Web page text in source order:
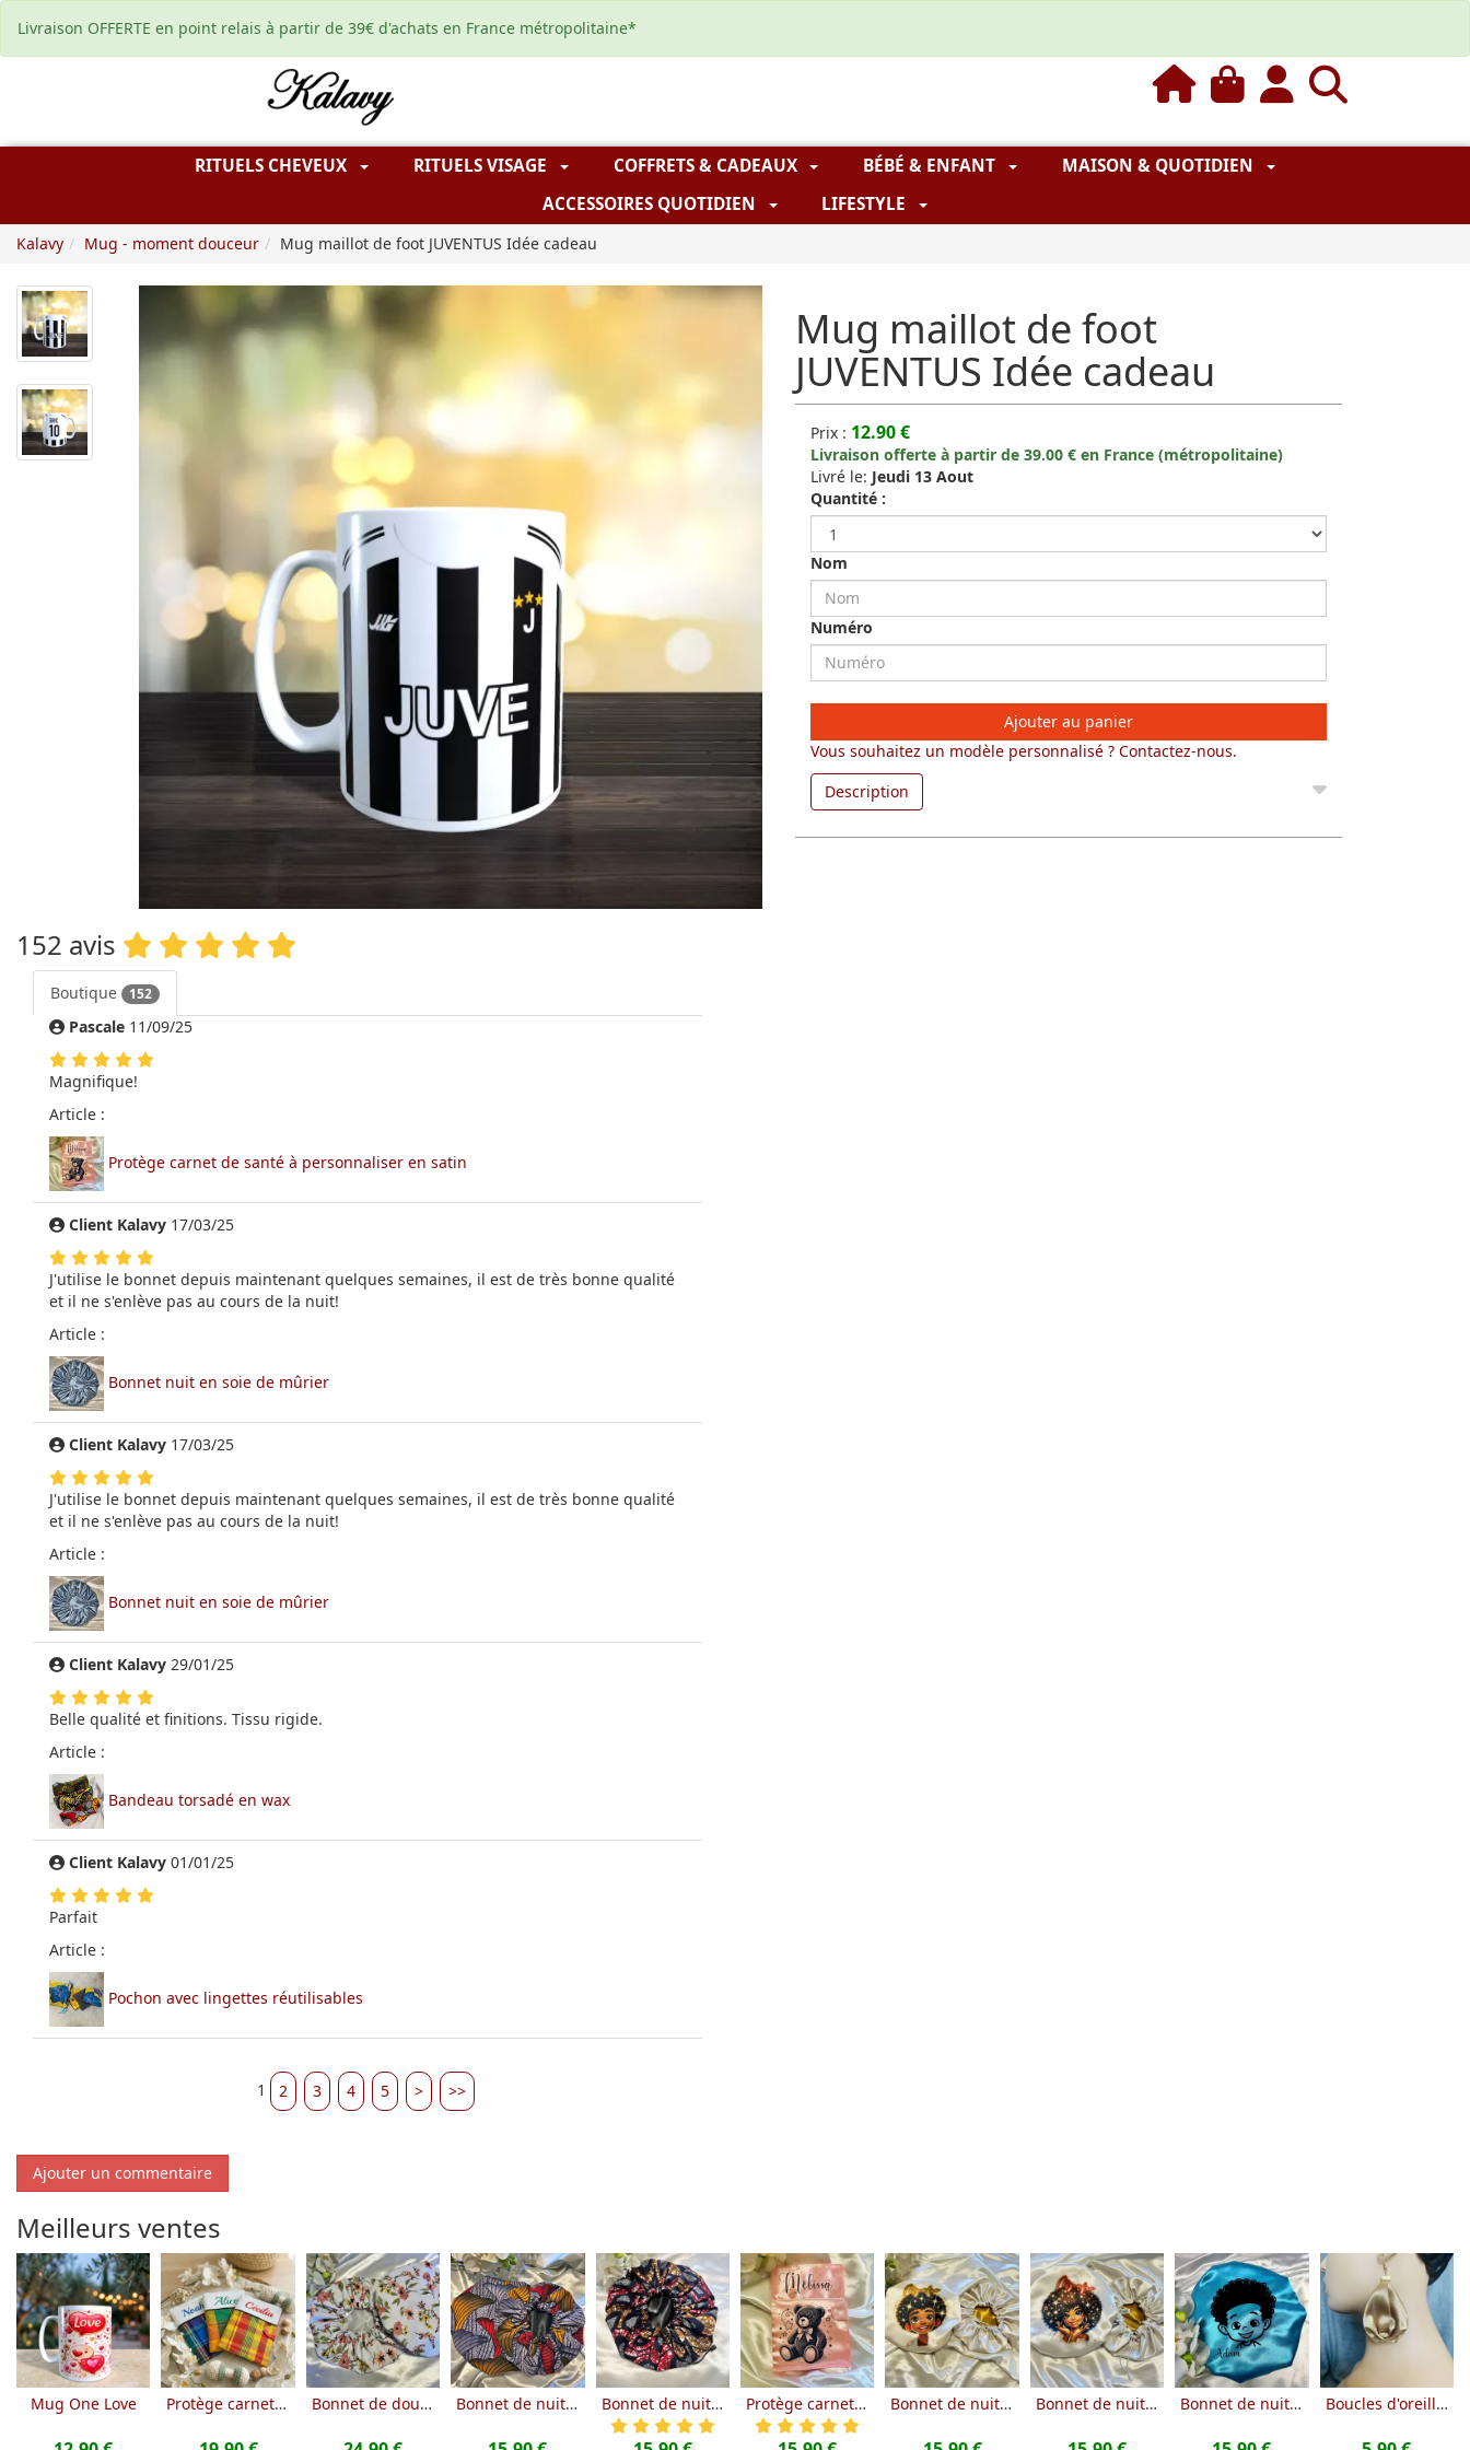
Livraison OFFERTE en point relais à partir de 39€ d'achats en France métropolitaine*
RITUELS CHEVEUX RITUELS VISAGE COFFRETS & CADEAUX BÉBÉ & ENFANT
MAISON & QUOTIDIEN
ACCESSOIRES QUOTIDIEN
LIFESTYLE
Kalavy Mug - moment douceur Mug maillot de foot JUVENTUS Idée cadeau
Mug maillot de foot
JUVENTUS Idée cadeau
Prix : 12.90 €
Livraison offerte à partir de 39.00 € en France (métropolitaine)
Livré le: Jeudi 13 Aout
Quantité :
Nom
Numéro
Ajouter au panier
Vous souhaitez un modèle personnalisé ? Contactez-nous.
Description
152 avis
Boutique 152
Pascale 11/09/25
Magnifique!
Article :
Protège carnet de santé à personnaliser en satin
Client Kalavy 17/03/25
J'utilise le bonnet depuis maintenant quelques semaines, il est de très bonne qualité
et il ne s'enlève pas au cours de la nuit!
Article :
Bonnet nuit en soie de mûrier
Client Kalavy 17/03/25
J'utilise le bonnet depuis maintenant quelques semaines, il est de très bonne qualité
et il ne s'enlève pas au cours de la nuit!
Article :
Bonnet nuit en soie de mûrier
Client Kalavy 29/01/25
Belle qualité et finitions. Tissu rigide.
Article :
Bandeau torsadé en wax
Client Kalavy 01/01/25
Parfait
Article :
Pochon avec lingettes réutilisables
1 2 3 4 5 > >>
Ajouter un commentaire
Meilleurs ventes
Mug One Love Protège carnet de santé à personnaliser wax Bonnet de douche imperméable à motifs Bonnet de nuit en satin et wax Bonnet de nuit en satin et wax Protège carnet de santé à personnaliser en satin Bonnet de nuit en satin enfant Bonnet de nuit en satin enfant Bonnet de nuit en satin enfant petit garçon à personnaliser Boucles d'oreilles en satin